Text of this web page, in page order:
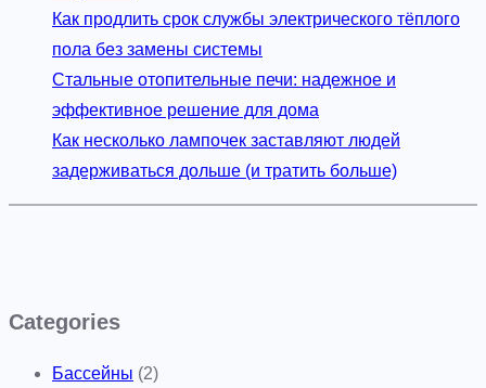
Как продлить срок службы электрического тёплого
пола без замены системы
Стальные отопительные печи: надежное и
эффективное решение для дома
Как несколько лампочек заставляют людей
задерживаться дольше (и тратить больше)
Categories
Бассейны (2)